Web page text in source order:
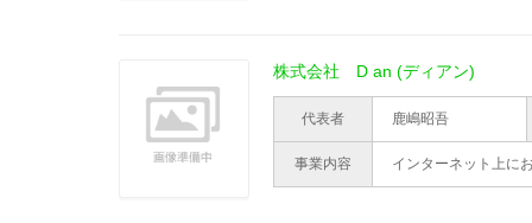
株式会社 D an (ディアン)
代表者 鹿嶋昭吾
事業内容 インターネット上に